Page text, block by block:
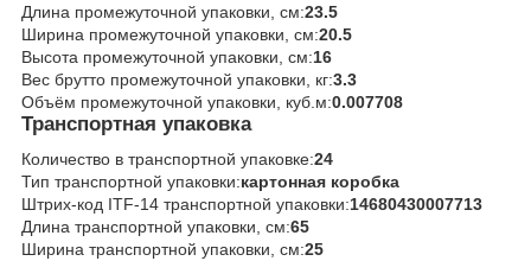
Длина промежуточной упаковки, см:23.5
Ширина промежуточной упаковки, см:20.5
Высота промежуточной упаковки, см:16
Вес брутто промежуточной упаковки, кг:3.3
Объём промежуточной упаковки, куб.м:0.007708
Транспортная упаковка
Количество в транспортной упаковке:24
Тип транспортной упаковки:картонная коробка
Штрих-код ITF-14 транспортной упаковки:14680430007713
Длина транспортной упаковки, см:65
Ширина транспортной упаковки, см:25